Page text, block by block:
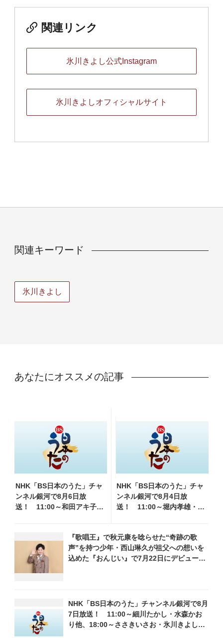
関連リンク
氷川きよし公式Instagram
氷川きよしオフィシャルサイト
関連キーワード
氷川きよし
あなたにオススメの記事
NHK「BS日本のうた」チャ
ンネル銀河で8月6日放
送！ 11:00～和田アキ子・
の出演者・曲目情報
NHK「BS日本のうた」チャ
ンネル銀河で8月4日放
送！ 11:00～堀内孝雄・山
し・松原健之他登場！ 各放
送回の出演者・曲目情報
『歌唱王』で秋元康を唸らせた“奇跡の歌
声”を持つ少年・西山琳久が祖父への想いを
込めた『おんじい』で7月22日にデビュー！
NHK「BS日本のうた」チャンネル銀河で8月
7日放送！ 11:00～細川たかし・水森かお
り他、18:00～ささきいさお・氷川きよし他